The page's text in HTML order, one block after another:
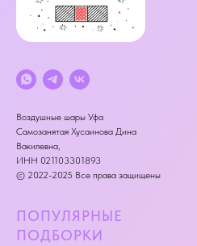
Воздушные шары Уфа
Самозанятая Хусаинова Дина
Вакилевна,
ИНН 021103301893
© 2022-2025 Все права защищены
ПОПУЛЯРНЫЕ
ПОДБОРКИ